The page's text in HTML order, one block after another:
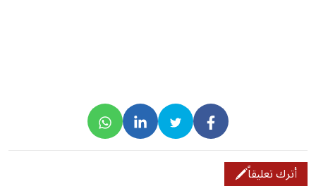
أترك تعليقاً